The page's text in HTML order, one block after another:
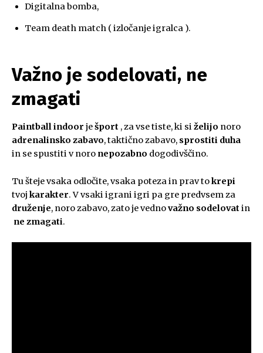
Digitalna bomba,
Team death match ( izločanje igralca ).
Važno je sodelovati, ne
zmagati
Paintball indoor ješport , za vse tiste, ki siželijo noro
adrenalinsko zabavo, taktično zabavo, sprostiti duha
in se spustiti v noro nepozabno dogodivščino.
Tu šteje vsaka odločite, vsaka poteza in prav tokrepi
tvojkarakter. V vsaki igrani igri pa gre predvsem za
druženje, noro zabavo, zato je vednovažno sodelovat in
ne zmagati.